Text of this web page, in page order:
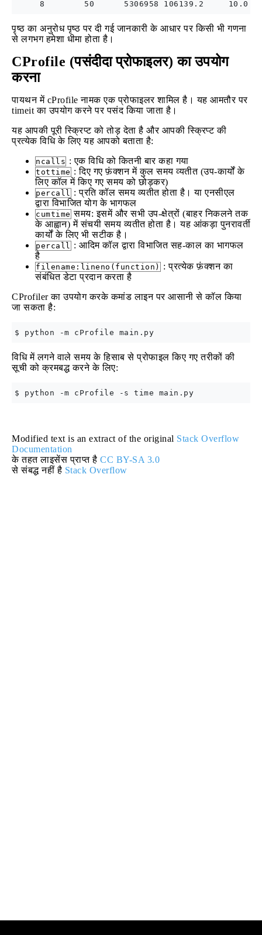
पृष्ठ का अनुरोध पृष्ठ पर दी गई जानकारी के आधार पर किसी भी गणना
से लगभग हमेशा धीमा होता है।
CProfile (पसंदीदा प्रोफाइलर) का उपयोग
करना
पायथन में cProfile नामक एक प्रोफाइलर शामिल है। यह आमतौर पर
timeit का उपयोग करने पर पसंद किया जाता है।
यह आपकी पूरी स्क्रिप्ट को तोड़ देता है और आपकी स्क्रिप्ट की
प्रत्येक विधि के लिए यह आपको बताता है:
ncalls : एक विधि को कितनी बार कहा गया
tottime : दिए गए फ़ंक्शन में कुल समय व्यतीत (उप-कार्यों के
लिए कॉल में किए गए समय को छोड़कर)
percall : प्रति कॉल समय व्यतीत होता है। या एनसीएल
द्वारा विभाजित योग के भागफल
cumtime समय: इसमें और सभी उप-क्षेत्रों (बाहर निकलने तक
के आह्वान) में संचयी समय व्यतीत होता है। यह आंकड़ा पुनरावर्ती
कार्यों के लिए भी सटीक है।
percall : आदिम कॉल द्वारा विभाजित सह-काल का भागफल
है
filename:lineno(function)
: प्रत्येक फ़ंक्शन का
संबंधित डेटा प्रदान करता है
CProfiler का उपयोग करके कमांड लाइन पर आसानी से कॉल किया
जा सकता है:
विधि में लगने वाले समय के हिसाब से प्रोफाइल किए गए तरीकों की
सूची को क्रमबद्ध करने के लिए:
Modified text is an extract of the original Stack Overflow
Documentation
के तहत लाइसेंस प्राप्त है CC BY-SA 3.0
से संबद्ध नहीं है Stack Overflow